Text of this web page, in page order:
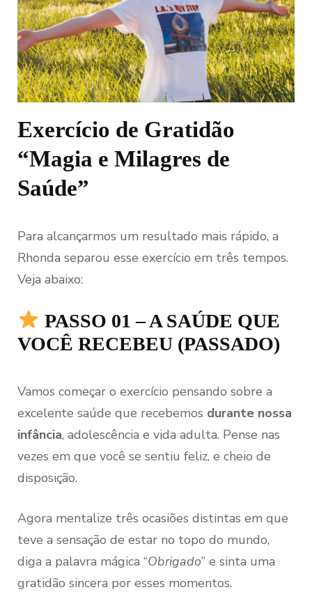
Exercício de Gratidão
“Magia e Milagres de
Saúde”
Para alcançarmos um resultado mais rápido, a
Rhonda separou esse exercício em três tempos.
Veja abaixo:
PASSO 01 – A SAÚDE QUE
VOCÊ RECEBEU (PASSADO)
Vamos começar o exercício pensando sobre a
excelente saúde que recebemos durante nossa
infância, adolescência e vida adulta. Pense nas
vezes em que você se sentiu feliz, e cheio de
disposição.
Agora mentalize três ocasiões distintas em que
teve a sensação de estar no topo do mundo,
diga a palavra mágica “Obrigado” e sinta uma
gratidão sincera por esses momentos.